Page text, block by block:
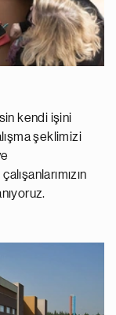
kendi işini
şeklimizi